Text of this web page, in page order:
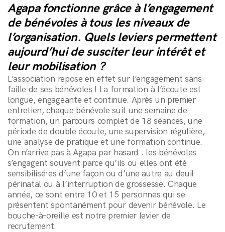
Mentions légales
Agapa fonctionne grâce à l’engagement
de bénévoles à tous les niveaux de
l’organisation. Quels leviers permettent
aujourd’hui de susciter leur intérêt et
leur mobilisation ?
L’association repose en effet sur l’engagement sans
faille de ses bénévoles ! La formation à l’écoute est
longue, engageante et continue. Après un premier
entretien, chaque bénévole suit une semaine de
formation, un parcours complet de 18 séances, une
période de double écoute, une supervision régulière,
une analyse de pratique et une formation continue.
On n’arrive pas à Agapa par hasard : les bénévoles
s’engagent souvent parce qu’ils ou elles ont été
sensibilisé·es d’une façon ou d’une autre au deuil
périnatal ou à l’interruption de grossesse. Chaque
année, ce sont entre 10 et 15 personnes qui se
présentent spontanément pour devenir bénévole. Le
bouche-à-oreille est notre premier levier de
recrutement.